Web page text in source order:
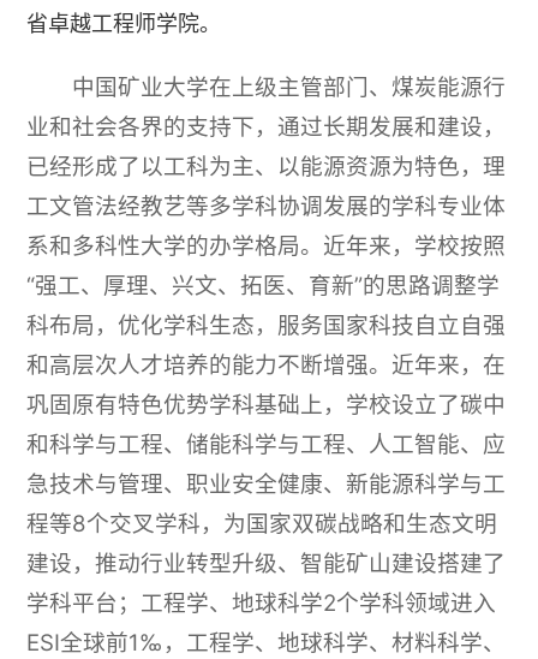
省卓越工程师学院。
中国矿业大学在上级主管部门、煤炭能源行
业和社会各界的支持下，通过长期发展和建设，
已经形成了以工科为主、以能源资源为特色，理
工文管法经教艺等多学科协调发展的学科专业体
系和多科性大学的办学格局。近年来，学校按照
“强工、厚理、兴文、拓医、育新”的思路调整学
科布局，优化学科生态，服务国家科技自立自强
和高层次人才培养的能力不断增强。近年来，在
巩固原有特色优势学科基础上，学校设立了碳中
和科学与工程、储能科学与工程、人工智能、应
急技术与管理、职业安全健康、新能源科学与工
程等8个交叉学科，为国家双碳战略和生态文明
建设，推动行业转型升级、智能矿山建设搭建了
学科平台；工程学、地球科学2个学科领域进入
ESI全球前1‰，工程学、地球科学、材料科学、